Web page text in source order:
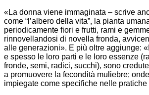
«La donna viene immaginata – scrive
come “l’albero della vita”, la pianta
periodicamente fiori e frutti, rami e
rinnovellandosi di novella fronda,
alle generazioni». E più oltre aggiunge:
e spesso le loro parti e le loro essenze
fronde, semi, radici, succhi), sono
a promuovere la fecondità muliebre;
impiegate come specifiche nelle